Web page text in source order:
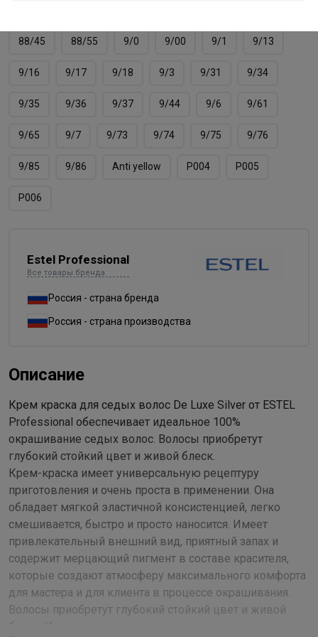
88/45 88/55 9/0 9/00 9/1 9/13
9/16 9/17 9/18 9/3 9/31 9/34
9/35 9/36 9/37 9/44 9/6 9/61
9/65 9/7 9/73 9/74 9/75 9/76
9/85 9/86 Аnti yellow Р004 Р005
Р006
Estel Professional
Все товары бренда
Россия - страна бренда
Россия - страна производства
Описание
Крем краска для седых волос De Luxe Silver от ESTEL
Professional обеспечивает идеальное 100%
окрашивание седых волос. Волосы приобретут
глубокий стойкий цвет и живой блеск.
Крем-краска имеет универсальную рецептуру
приготовления и очень проста в применении. Она
обладает мягкой эластичной консистенцией, легко
смешивается, быстро и просто наносится. Имеет
привлекательный внешний вид, приятный запах и
содержит мерцающий пигмент в составе красителя,
которые создают атмосферу максимального комфорта
для мастера и для клиента в процессе окрашивания.
Волосы приобретут глубокий стойкий цвет и живой